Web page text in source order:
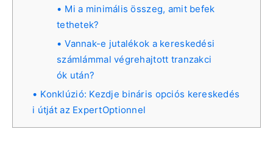
Mi a minimális összeg, amit befek
tethetek?
Vannak-e jutalékok a kereskedési
számlámmal végrehajtott tranzakci
ók után?
Konklúzió: Kezdje bináris opciós kereskedés
i útját az ExpertOptionnel